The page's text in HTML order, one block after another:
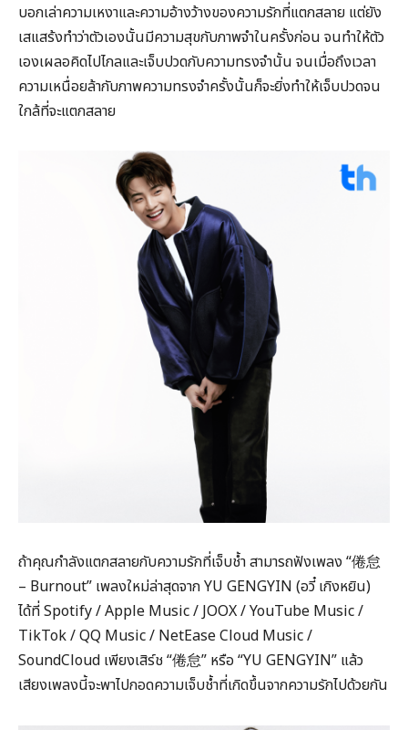
บอกเล่าความเหงาและความอ้างว้างของความรักที่แตกสลาย แต่ยัง
เสแสร้งทำว่าตัวเองนั้นมีความสุขกับภาพจำในครั้งก่อน จนทำให้ตัว
เองเผลอคิดไปไกลและเจ็บปวดกับความทรงจำนั้น จนเมื่อถึงเวลา
ความเหนื่อยล้ากับภาพความทรงจำครั้งนั้นก็จะยิ่งทำให้เจ็บปวดจน
ใกล้ที่จะแตกสลาย
ถ้าคุณกำลังแตกสลายกับความรักที่เจ็บช้ำ สามารถฟังเพลง “倦怠
– Burnout” เพลงใหม่ล่าสุดจาก YU GENGYIN (อวี๋ เกิงหยิน)
ได้ที่ Spotify / Apple Music / JOOX / YouTube Music /
TikTok / QQ Music / NetEase Cloud Music /
SoundCloud เพียงเสิร์ช “倦怠” หรือ “YU GENGYIN” แล้ว
เสียงเพลงนี้จะพาไปกอดความเจ็บช้ำที่เกิดขึ้นจากความรักไปด้วยกัน